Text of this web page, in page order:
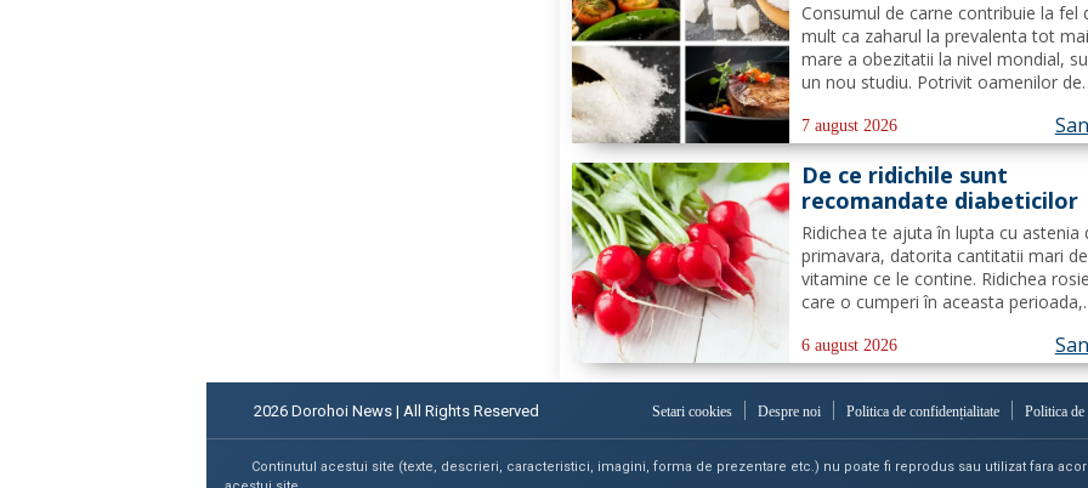
Consumul de carne contribuie la fel
mult ca zaharul la prevalenta tot mai
mare a obezitatii la nivel mondial,
un nou studiu. Potrivit oamenilor de
grasimile si carbohidratii ne pot oferi
suficienta energie pentru a satisface
cererile...
7 august 2026
De ce ridichile sunt
recomandate diabeticilor
Ridichea te ajuta în lupta cu astenia
primavara, datorita cantitatii mari de
vitamine ce le contine. Ridichea
care o cumperi în aceasta perioada,
proportie de 25%, vitamina B, acid
potasiu, magneziu si multe alte
6 august 2026
2026 Dorohoi News | All Rights Reserved Setari cookies Despre noi Politica de confidențialitate Politica
Continutul acestui site (texte, descrieri, caracteristici, imagini, forma de prezentare etc.) nu poate fi reprodus sau utilizat fara